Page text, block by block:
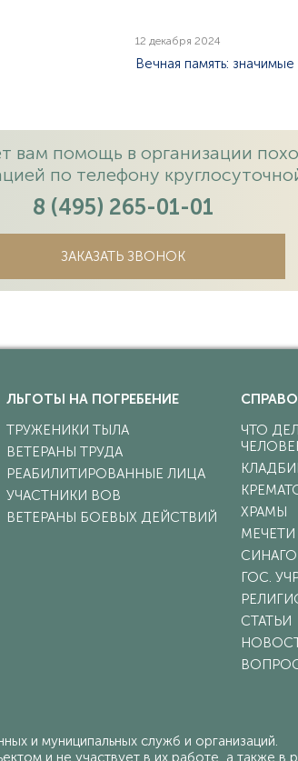
12 декабря 2024
Вечная память:
помощь в организации
по телефону
8 (495) 265-01-01
ЗАКАЗАТЬ ЗВОНОК
ЛЬГОТЫ НА ПОГРЕБЕНИЕ
ТРУЖЕНИКИ ТЫЛА
ВЕТЕРАНЫ ТРУДА
РЕАБИЛИТИРОВАННЫЕ ЛИЦА
УЧАСТНИКИ ВОВ
ВЕТЕРАНЫ БОЕВЫХ ДЕЙСТВИЙ
ЧТО
ХРАМЫ
МЕЧЕТИ
ГОС.
СТАТЬИ
и муниципальных служб и организаций.
и не участвует в их работе, а также в